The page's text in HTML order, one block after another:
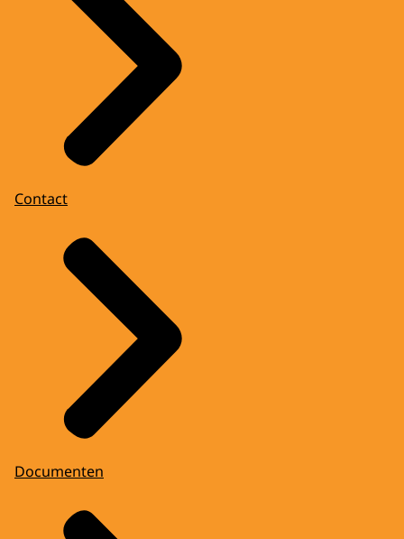
Contact
Documenten